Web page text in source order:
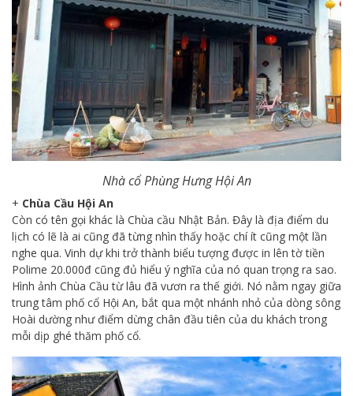
Nhà cổ Phùng Hưng Hội An
+ Chùa Cầu Hội An
Còn có tên gọi khác là Chùa cầu Nhật Bản. Đây là địa điểm du
lịch có lẽ là ai cũng đã từng nhìn thấy hoặc chí ít cũng một lần
nghe qua. Vinh dự khi trở thành biểu tượng được in lên tờ tiền
Polime 20.000đ cũng đủ hiểu ý nghĩa của nó quan trọng ra sao.
Hình ảnh Chùa Cầu từ lâu đã vươn ra thế giới. Nó nằm ngay giữa
trung tâm phố cổ Hội An, bắt qua một nhánh nhỏ của dòng sông
Hoài dường như điểm dừng chân đầu tiên của du khách trong
mỗi dịp ghé thăm phố cổ.